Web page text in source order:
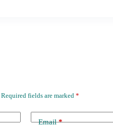
Required fields are marked *
Email*